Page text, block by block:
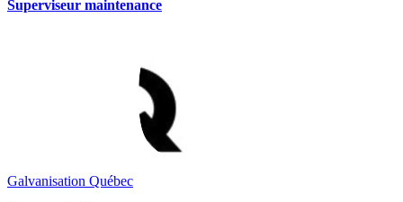
Superviseur maintenance
Galvanisation Québec